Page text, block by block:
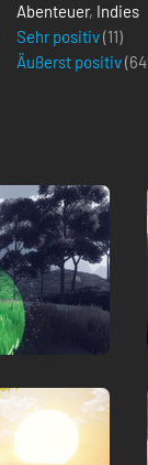
Abenteuer, Indies
Sehr positiv(11)
Äußerst positiv(